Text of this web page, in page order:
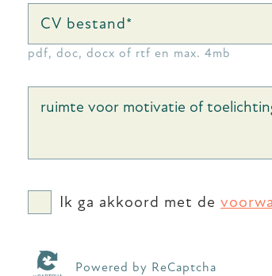
CV bestand*
pdf, doc, docx of rtf en max. 4mb
Ik ga akkoord met de
Powered by ReCaptcha